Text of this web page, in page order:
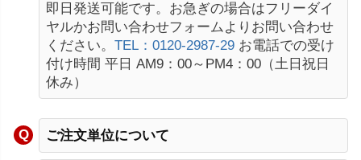
即日発送可能です。お急ぎの場合はフリーダイ
ヤルかお問い合わせフォームよりお問い合わせ
ください。 TEL：0120-2987-29 お電話での受け
付け時間 平日 AM9：00～PM4：00（土日祝日
休み）
ご注文単位について